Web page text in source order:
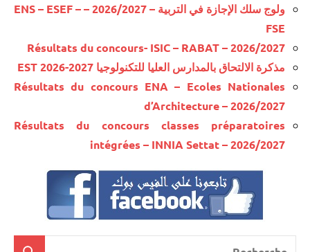
ولوج سلك الإجازة في التربية – 2026/2027 – ENS – ESEF –
FSE
Résultats du concours- ISIC – RABAT – 2026/2027
مذكرة الالتحاق بالمدارس العليا للتكنولوجيا EST 2026-2027
Résultats du concours ENA – Ecoles Nationales
d’Architecture – 2026/2027
Résultats du concours classes préparatoires
intégrées – INNIA Settat – 2026/2027